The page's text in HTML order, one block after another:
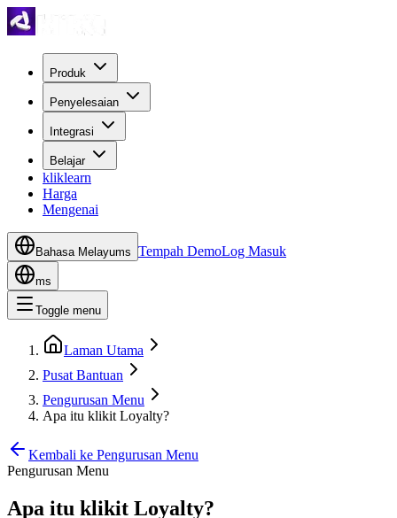
Produk
Penyelesaian
Integrasi
Belajar
kliklearn
Harga
Mengenai
Bahasa Melayums Tempah DemoLog Masuk
ms
Toggle menu
Laman Utama
Pusat Bantuan
Pengurusan Menu
Apa itu klikit Loyalty?
Kembali ke Pengurusan Menu
Pengurusan Menu
Apa itu klikit Loyalty?